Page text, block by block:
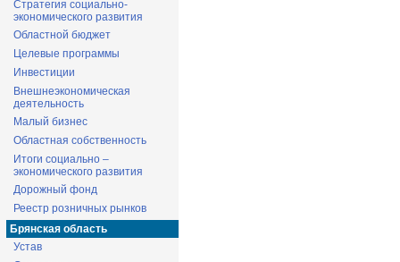
Стратегия социально-
экономического развития
Областной бюджет
Целевые программы
Инвестиции
Внешнеэкономическая
деятельность
Малый бизнес
Областная собственность
Итоги социально –
экономического развития
Дорожный фонд
Реестр розничных рынков
Брянская область
Устав